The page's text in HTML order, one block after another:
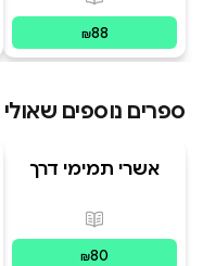
פורמטים
₪88
ספרים נוספים
אשרי תמימי דרך
פורמטים
₪80